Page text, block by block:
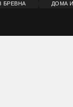
БРЕВНА ДОМА